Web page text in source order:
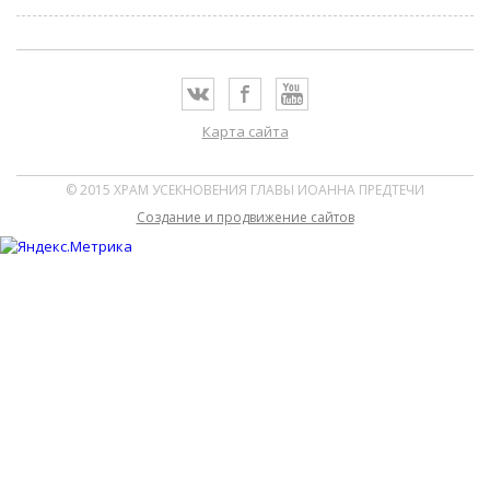
Карта сайта
© 2015 ХРАМ УСЕКНОВЕНИЯ ГЛАВЫ ИОАННА ПРЕДТЕЧИ
Cоздание и продвижение сайтов